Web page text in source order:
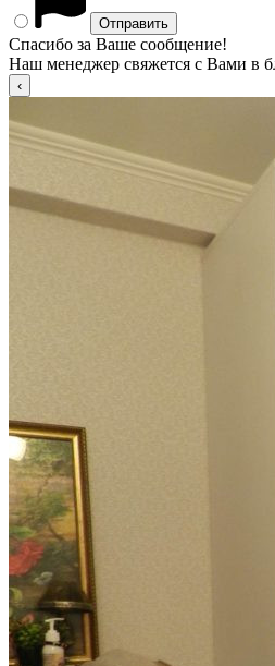
Спасибо за Ваше сообщение!
Наш менеджер свяжется с Вами в